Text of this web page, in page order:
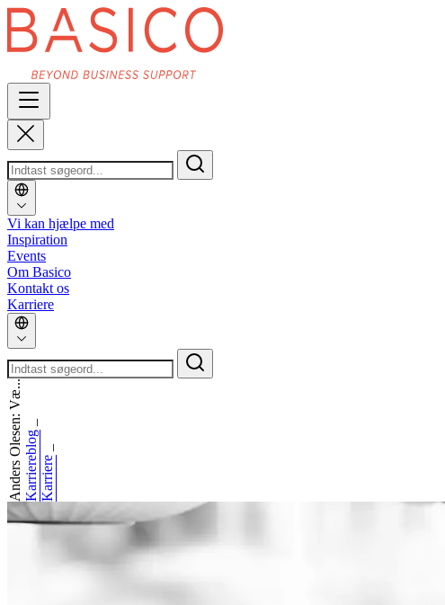
Vi kan hjælpe med
Inspiration
Events
Om Basico
Kontakt os
Karriere
Karriere
_
Karriereblog
_
Anders Olesen: Væ...